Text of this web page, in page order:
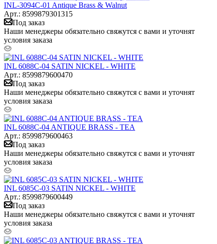
INL-3094C-01 Antique Brass & Walnut
Арт.: 8599879301315
Под заказ
Наши менеджеры обязательно свяжутся с вами и уточнят
условия заказа
INL 6088C-04 SATIN NICKEL - WHITE
Арт.: 8599879600470
Под заказ
Наши менеджеры обязательно свяжутся с вами и уточнят
условия заказа
INL 6088C-04 ANTIQUE BRASS - TEA
Арт.: 8599879600463
Под заказ
Наши менеджеры обязательно свяжутся с вами и уточнят
условия заказа
INL 6085C-03 SATIN NICKEL - WHITE
Арт.: 8599879600449
Под заказ
Наши менеджеры обязательно свяжутся с вами и уточнят
условия заказа